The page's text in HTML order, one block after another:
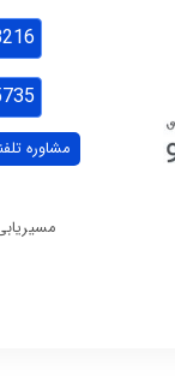
مشاوره